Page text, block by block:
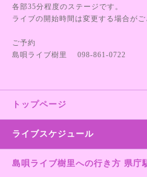
各部35分程度のステージです。
ライブの開始時間は変更する場合がご
ご予約
島唄ライブ樹里 098-861-0722
トップページ
ライブスケジュール
島唄ライブ樹里への行き方 県庁